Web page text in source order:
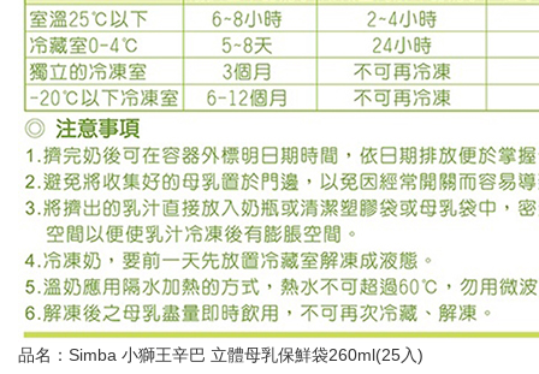
品名：Simba 小獅王辛巴 立體母乳保鮮袋260ml(25入)